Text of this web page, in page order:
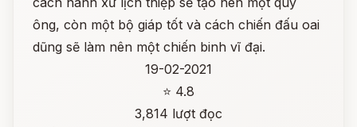
ông, còn một bộ giáp tốt và cách chiến đấu oai
dũng sẽ làm nên một chiến binh vĩ đại.
19-02-2021
⭐ 4.8
3,814 lượt đọc